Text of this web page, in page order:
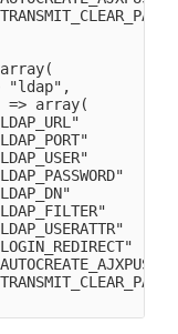
"ldap",
=> array(